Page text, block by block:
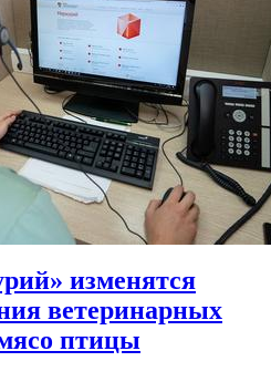
изменятся
ветеринарных
птицы